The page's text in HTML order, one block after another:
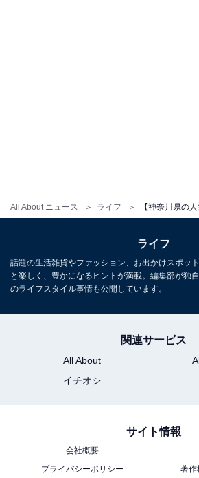
All About ニュース ライフ
宿泊可否
宿泊：不可（24時が退店時間となる
め）
こちらもおすすめ
【神奈川県の人気銭湯】
呂が楽しめる軟水銭湯。
リラックス
ライフ
話題の生活雑貨やファッション、お出かけスポッ
と楽しく、豊かになるヒントが満載。編集部が独
のライフスタイル事情も公開しています。
関連サービス
All About
イチオシ
サイト情報
会社概要
プライバシーポリシー
著作